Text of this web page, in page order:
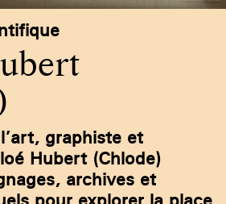
graphiste et
Hubert (Chlode)
archives et